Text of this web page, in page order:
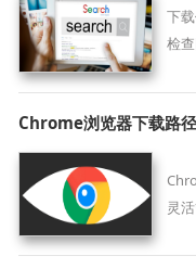
下
检
Chrome浏览器下载路
灵